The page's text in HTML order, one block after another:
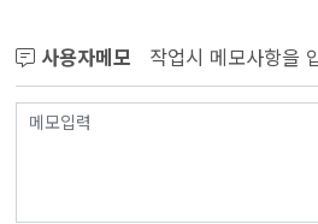
사용자메모 작업시 메모사항을